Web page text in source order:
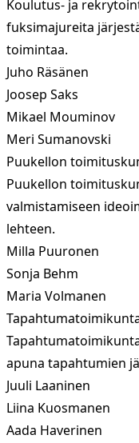
Koulutus- ja
fuksimajureita
toimintaa.
Juho Räsänen
Joosep Saks
Mikael Mouminov
Meri Sumanovski
Puukellon
Puukellon
valmistamiseen
lehteen.
Milla Puuronen
Sonja Behm
Maria Volmanen
apuna tapahtumien
Juuli Laaninen
Liina Kuosmanen
Aada Haverinen